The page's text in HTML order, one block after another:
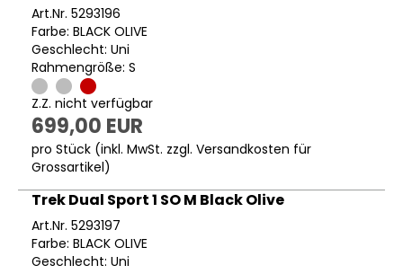
Art.Nr. 5293196
Farbe: BLACK OLIVE
Geschlecht: Uni
Rahmengröße: S
Z.Z. nicht verfügbar
699,00 EUR
pro Stück (inkl. MwSt. zzgl. Versandkosten für
Grossartikel)
Trek Dual Sport 1 SO M Black Olive
Art.Nr. 5293197
Farbe: BLACK OLIVE
Geschlecht: Uni